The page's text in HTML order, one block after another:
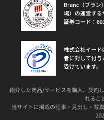
Branc（ブラン
場）の運営する
証券コード：
株式会社イード
者に対して付与
受けています。
紹介した商品/サービスを購入、契約
れるこ
当サイトに掲載の記事・見出し・写